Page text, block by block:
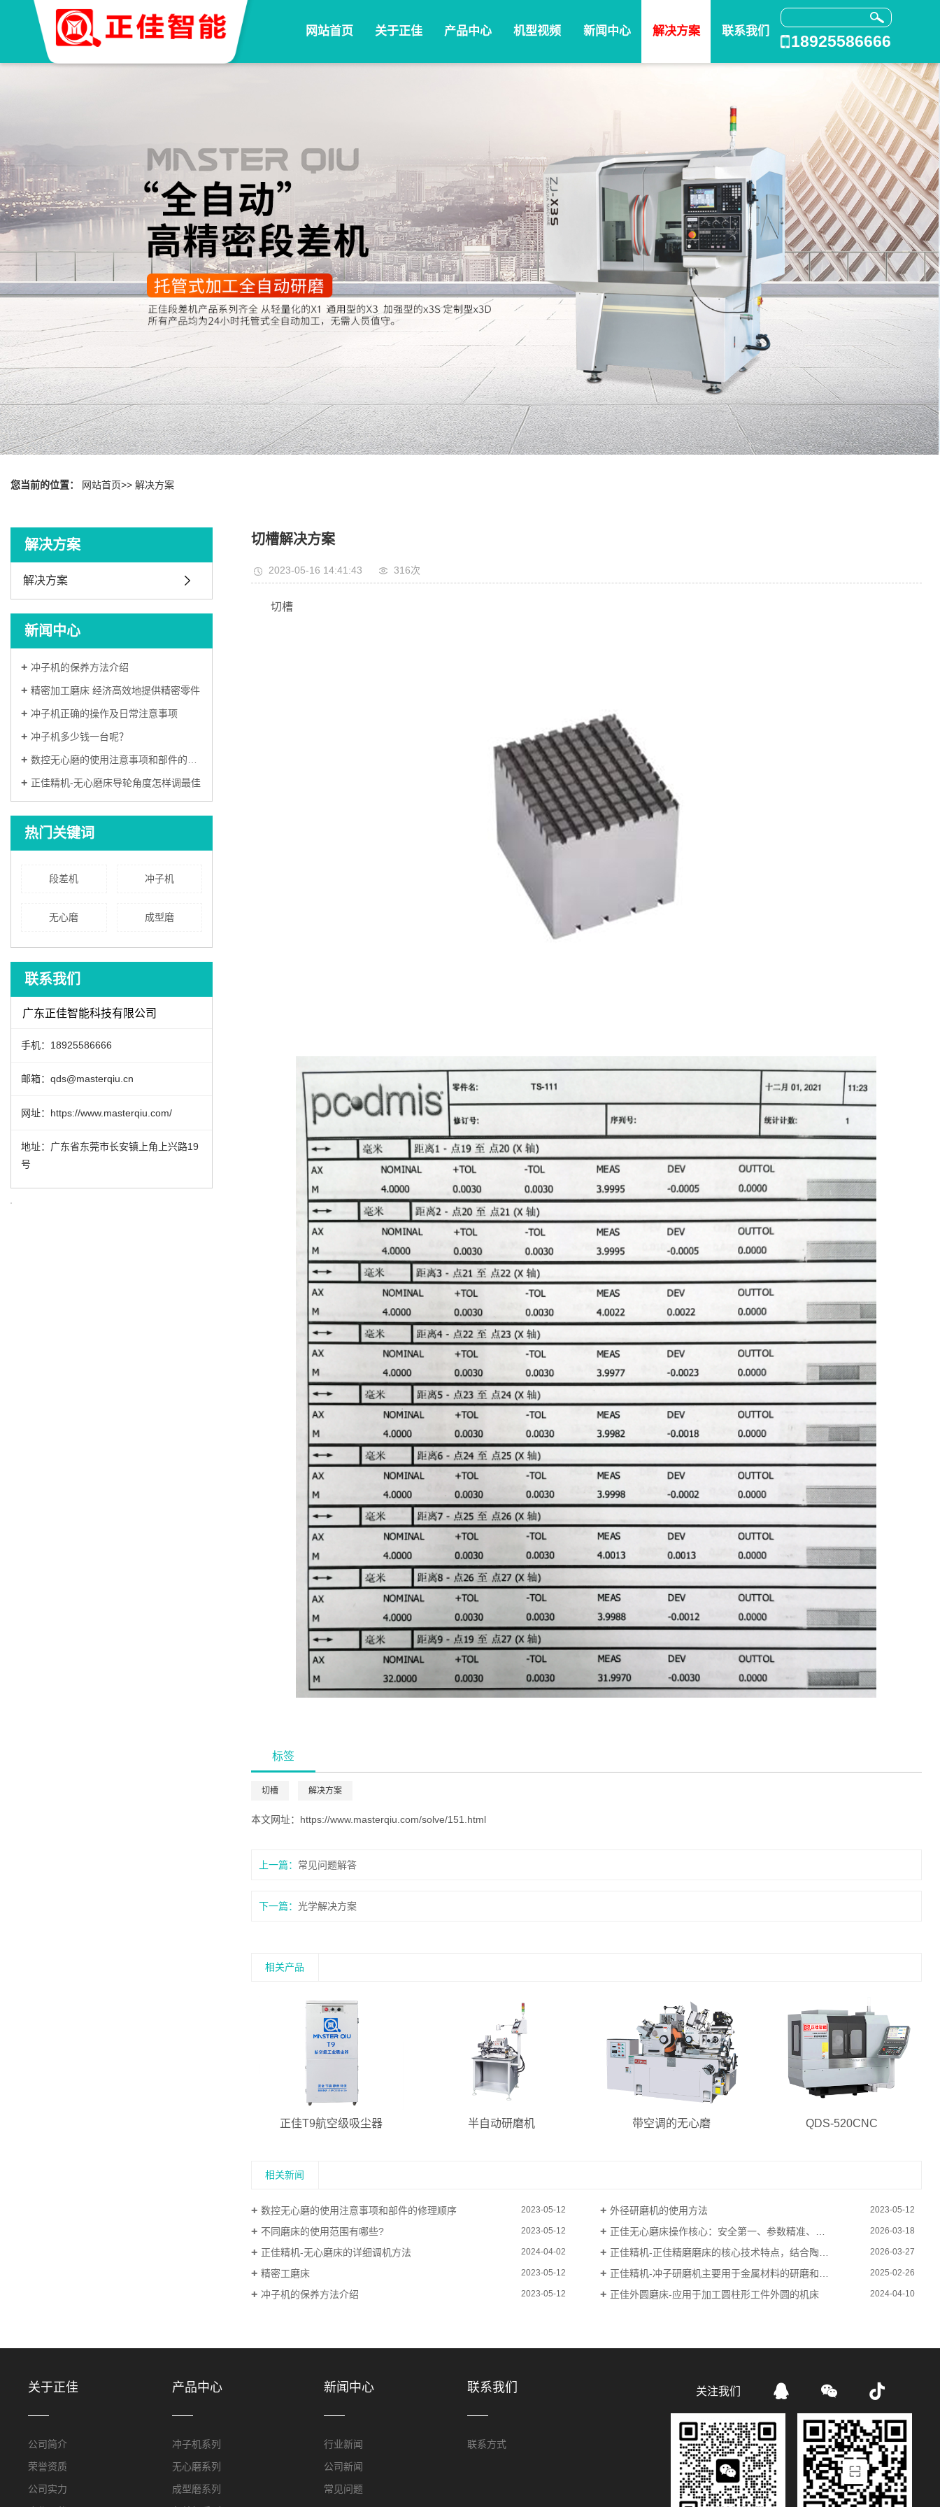
网站首页 关于正佳 产品中心 机型视频 新闻中心 解决方案 联系我们
18925586666
您当前的位置： 网站首页>> 解决方案
解决方案
解决方案
新闻中心
冲子机的保养方法介绍
精密加工磨床 经济高效地提供精密零件
冲子机正确的操作及日常注意事项
冲子机多少钱一台呢？
数控无心磨的使用注意事项和部件的修理顺序
正佳精机-无心磨床导轮角度怎样调最佳
热门关键词
段差机 冲子机
无心磨 成型磨
联系我们
广东正佳智能科技有限公司
手机：18925586666
邮箱：qds@masterqiu.cn
网址：https://www.masterqiu.com/
地址：广东省东莞市长安镇上角上兴路19
号
切槽解决方案
2023-05-16 14:41:43 316次
切槽
标签
切槽 解决方案
本文网址： https://www.masterqiu.com/solve/151.html
上一篇： 常见问题解答
下一篇： 光学解决方案
相关产品
正佳T9航空级吸尘器 半自动研磨机 带空调的无心磨 QDS-520CNC
相关新闻
数控无心磨的使用注意事项和部件的修理顺序 2023-05-12 外径研磨机的使用方法 2023-05-12
不同磨床的使用范围有哪些? 2023-05-12 正佳无心磨床操作核心：安全第一、参数精准、过程稳定 2026-03-18
正佳精机-无心磨床的详细调机方法 2024-04-02 正佳精机-正佳精磨磨床的核心技术特点，结合陶瓷针规加工的实际应用 2026-03-27
精密工磨床 2023-05-12 正佳精机-冲子研磨机主要用于金属材料的研磨和抛光 2025-02-26
冲子机的保养方法介绍 2023-05-12 正佳外圆磨床-应用于加工圆柱形工件外圆的机床 2024-04-10
关于正佳
公司简介
荣誉资质
公司实力
产品中心
冲子机系列
无心磨系列
成型磨系列
新闻中心
行业新闻
公司新闻
常见问题
联系我们
联系方式
关注我们   